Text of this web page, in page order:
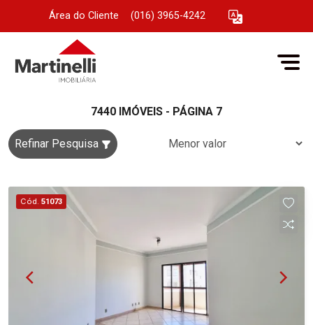
Área do Cliente (016) 3965-4242
7440 IMÓVEIS - PÁGINA 7
Refinar Pesquisa
Cód. 51073